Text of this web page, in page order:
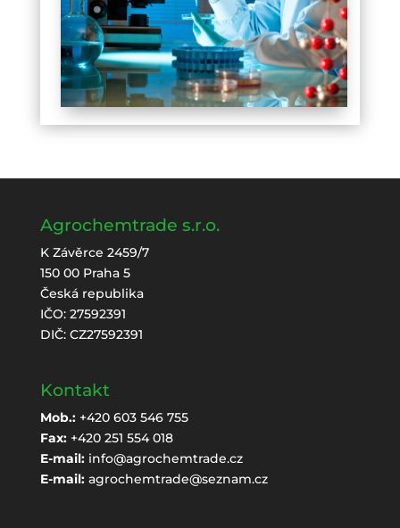
Agrochemtrade s.r.o.
K Závěrce 2459/7
150 00 Praha 5
Česká republika
IČO: 27592391
DIČ: CZ27592391
Kontakt
Mob.:+420 603 546 755
Fax:+420 251 554 018
E-mail: info@agrochemtrade.cz
E-mail: agrochemtrade@seznam.cz